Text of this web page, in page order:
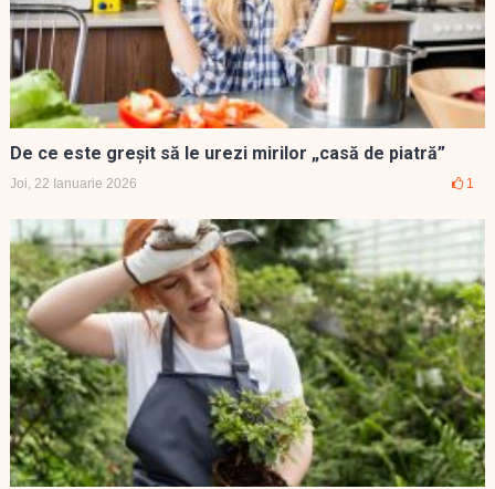
De ce este greşit să le urezi mirilor „casă de piatră”
Joi, 22 Ianuarie 2026 1